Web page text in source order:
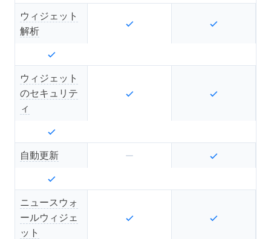
ウィジェット
解析
ウィジェット
のセキュリテ
ィ
自動更新
ニュースウォ
ールウィジェ
ット